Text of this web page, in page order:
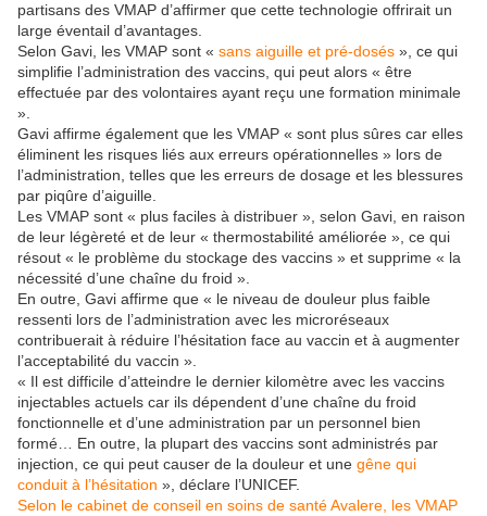
partisans des VMAP d’affirmer que cette technologie offrirait un
large éventail d’avantages.
Selon Gavi, les VMAP sont « sans aiguille et pré-dosés », ce qui
simplifie l’administration des vaccins, qui peut alors « être
effectuée par des volontaires ayant reçu une formation minimale
».
Gavi affirme également que les VMAP « sont plus sûres car elles
éliminent les risques liés aux erreurs opérationnelles » lors de
l’administration, telles que les erreurs de dosage et les blessures
par piqûre d’aiguille.
Les VMAP sont « plus faciles à distribuer », selon Gavi, en raison
de leur légèreté et de leur « thermostabilité améliorée », ce qui
résout « le problème du stockage des vaccins » et supprime « la
nécessité d’une chaîne du froid ».
En outre, Gavi affirme que « le niveau de douleur plus faible
ressenti lors de l’administration avec les microréseaux
contribuerait à réduire l’hésitation face au vaccin et à augmenter
l’acceptabilité du vaccin ».
« Il est difficile d’atteindre le dernier kilomètre avec les vaccins
injectables actuels car ils dépendent d’une chaîne du froid
fonctionnelle et d’une administration par un personnel bien
formé… En outre, la plupart des vaccins sont administrés par
injection, ce qui peut causer de la douleur et une gêne qui
conduit à l’hésitation », déclare l’UNICEF.
Selon le cabinet de conseil en soins de santé Avalere, les VMAP